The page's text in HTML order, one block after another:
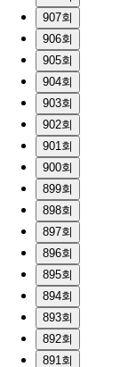
907회
906회
905회
904회
903회
902회
901회
900회
899회
898회
897회
896회
895회
894회
893회
892회
891회